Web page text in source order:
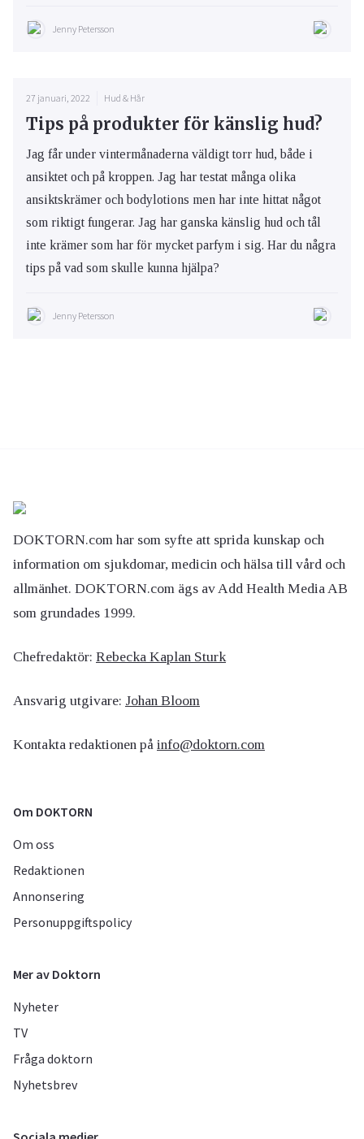
Jenny Petersson
27 januari, 2022 Hud & Hår
Tips på produkter för känslig hud?
Jag får under vintermånaderna väldigt torr hud, både i
ansiktet och på kroppen. Jag har testat många olika
ansiktskrämer och bodylotions men har inte hittat något
som riktigt fungerar. Jag har ganska känslig hud och tål
inte krämer som har för mycket parfym i sig. Har du några
tips på vad som skulle kunna hjälpa?
Jenny Petersson
DOKTORN.com har som syfte att sprida kunskap och
information om sjukdomar, medicin och hälsa till vård och
allmänhet. DOKTORN.com ägs av Add Health Media AB
som grundades 1999.
Chefredaktör: Rebecka Kaplan Sturk
Ansvarig utgivare: Johan Bloom
Kontakta redaktionen på info@doktorn.com
Om DOKTORN
Om oss
Redaktionen
Annonsering
Personuppgiftspolicy
Mer av Doktorn
Nyheter
TV
Fråga doktorn
Nyhetsbrev